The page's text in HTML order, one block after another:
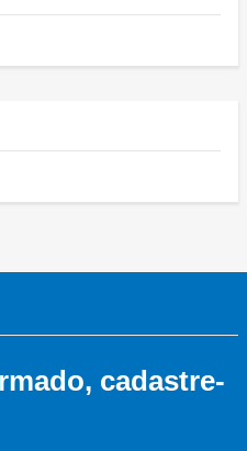
cadastre-